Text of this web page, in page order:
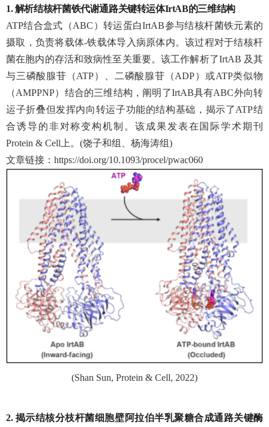
1.解析结核杆菌铁代谢通路关键转运体IrtAB的三维结构
ATP结合盒式（ABC ）转运蛋白IrtAB参与结核杆菌铁元素的
摄取，负责将载体-铁载体导入病原体内。该过程对于结核杆
菌在胞内的存活和致病性至关重要。该工作解析了IrtAB 及其
与三磷酸腺苷（ATP）、二磷酸腺苷（ADP）或ATP类似物
（AMPPNP）结合的三维结构，阐明了IrtAB具有ABC外向转
运子折叠但发挥内向转运子功能的结构基础，揭示了ATP结
合诱导的非对称变构机制。该成果发表在国际学术期刊
Protein & Cell上。 (饶子和组、杨海涛组)
文章链接： https://doi.org/10.1093/procel/pwac060
(Shan Sun, Protein & Cell, 2022)
2. 揭示结核分枝杆菌细胞壁阿拉伯半乳聚糖合成通路关键酶